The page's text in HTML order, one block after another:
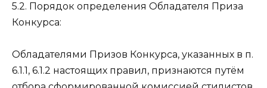
5.2. Порядок определения Обладателя Приза
Конкурса:
Обладателями Призов Конкурса, указанных в п.
6.1.1, 6.1.2 настоящих правил, признаются путём